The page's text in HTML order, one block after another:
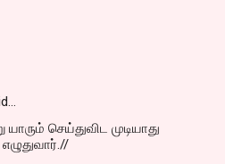
செய்துவிட முடியாது